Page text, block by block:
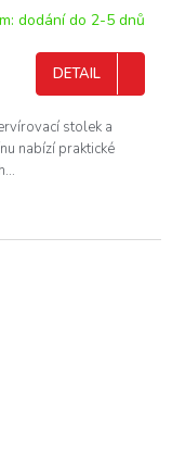
dodání do 2-5 dnů
DETAIL
stolek a
nabízí praktické